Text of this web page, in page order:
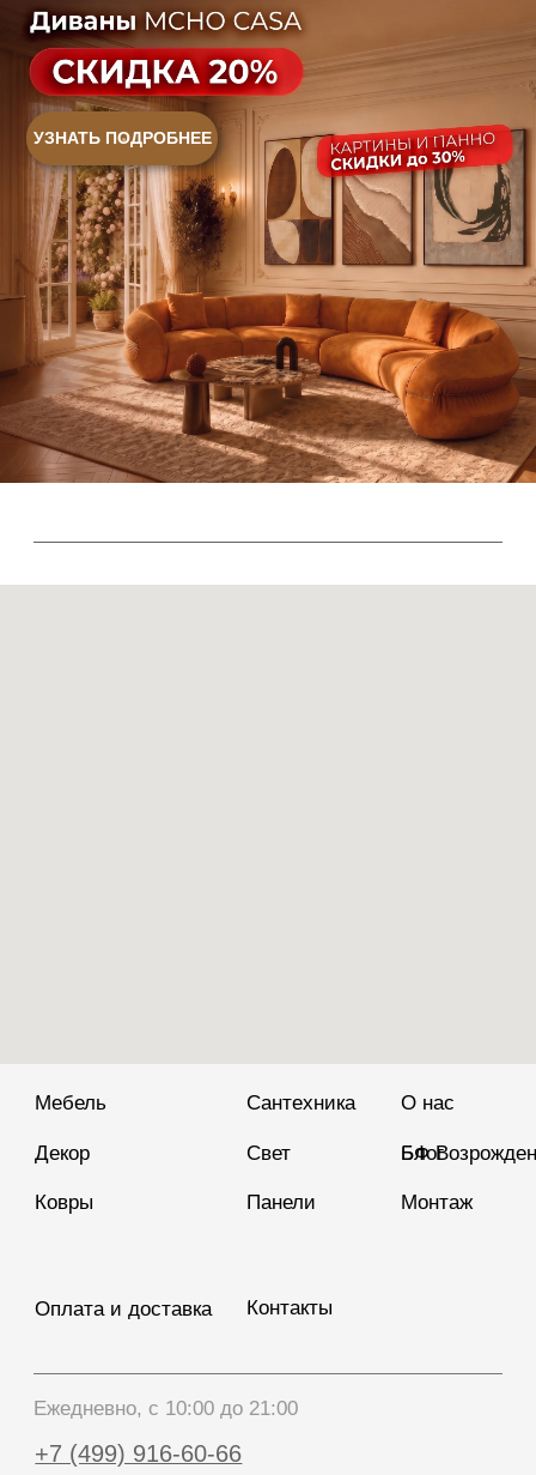
© 2026 Sky Living
Политика конфиденциальности
+7 (932) 021-99-97
Политика возврата товаров
Sales@skyliving.ru
Telegram и YouTube ограничены на территории РФ
(на основании ФЗ-149 "Об информации")